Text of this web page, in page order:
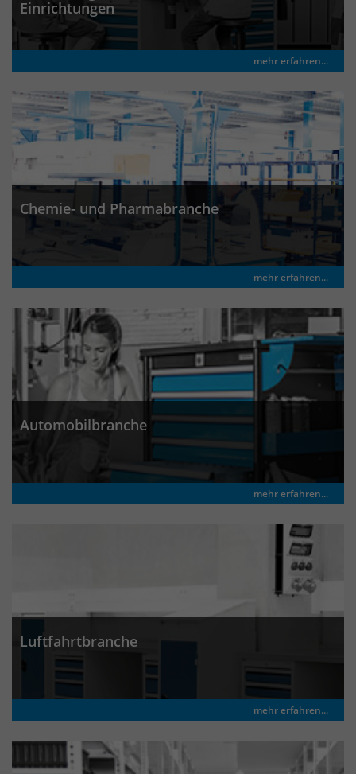
Einrichtungen
mehr erfahren...
Chemie- und Pharmabranche
mehr erfahren...
Automobilbranche
mehr erfahren...
Luftfahrtbranche
mehr erfahren...
auf unserem Server gespeichert und
sind damit externen Unternehmen
unzugänglich.
Name _pk_ref
Anbieter Matomo
Laufzeit 6 Monate
Zweck
Das Cookie wird von Matomo
instralliert. Das Cookie wird verwendet,
um Besucher-, Sitzungs- und
Kampagnendaten zu berechnen und
die Nutzung der Website für den
verfolgen. Die Cookies speichern
Informationen anonym und weisen
eine randoly generierte Nummer zu,
um eindeutige Besucher zu
identifizieren. Die Daten werde lokal
sind damit externen Unternehmen
unzugänglich.
Zweck
Session Daten zu speichern
_pk_cvar
Laufzeit 30 Minuten